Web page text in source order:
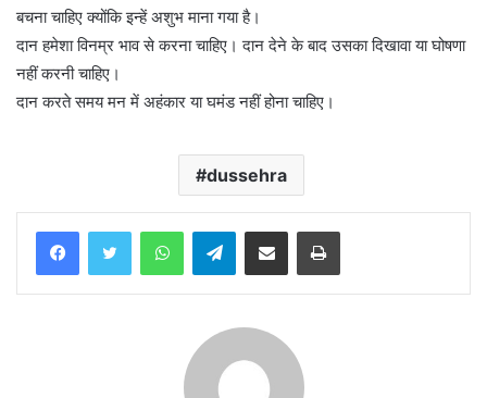
बचना चाहिए क्योंकि इन्हें अशुभ माना गया है।
दान हमेशा विनम्र भाव से करना चाहिए। दान देने के बाद उसका दिखावा या घोषणा
नहीं करनी चाहिए।
दान करते समय मन में अहंकार या घमंड नहीं होना चाहिए।
dussehra
WhatsAppTelegramShare via Email Print